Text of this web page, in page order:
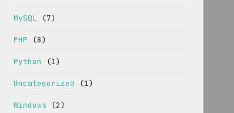
MySQL (7)
PHP (8)
Python (1)
Uncategorized (1)
Windows (2)